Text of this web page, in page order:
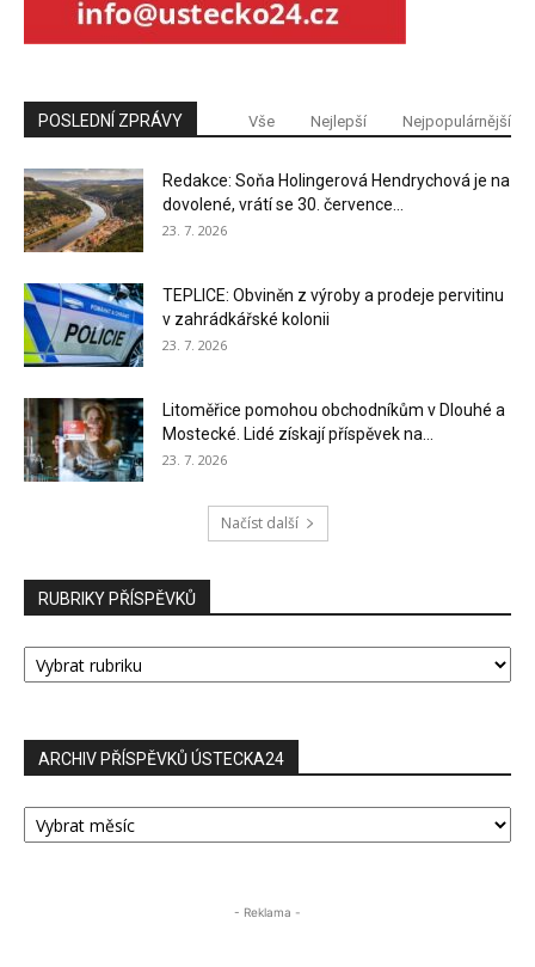
POSLEDNÍ ZPRÁVY Vše Nejlepší Nejpopulárnější
Redakce: Soňa Holingerová Hendrychová je na
dovolené, vrátí se 30. července...
23. 7. 2026
TEPLICE: Obviněn z výroby a prodeje pervitinu
v zahrádkářské kolonii
23. 7. 2026
Litoměřice pomohou obchodníkům v Dlouhé a
Mostecké. Lidé získají příspěvek na...
23. 7. 2026
Načíst další
RUBRIKY PŘÍSPĚVKŮ
RUBRIKY
PŘÍSPĚVKŮ
ARCHIV PŘÍSPĚVKŮ ÚSTECKA24
ARCHIV
PŘÍSPĚVKŮ
- Reklama -